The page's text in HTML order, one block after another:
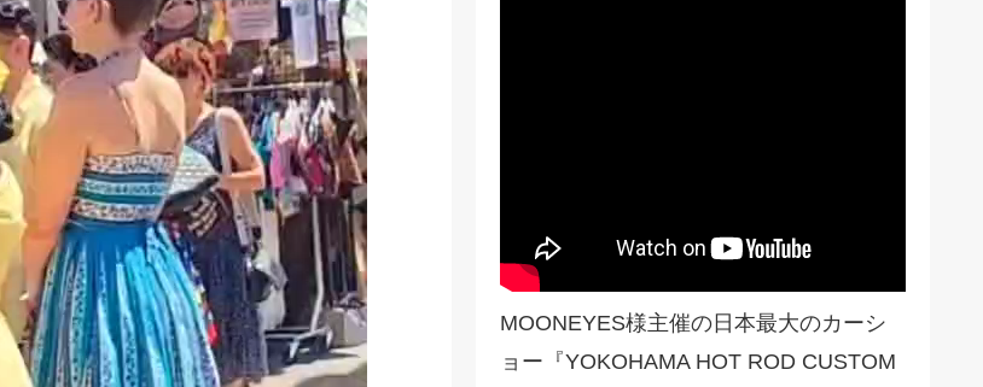
MOONEYES様主催の日本最大のカーシ
ョー『YOKOHAMA HOT ROD CUSTOM